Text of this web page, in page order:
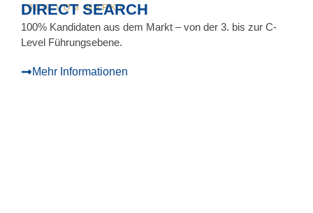
100% VOM MARKT
DIRECT SEARCH
100% Kandidaten aus dem Markt – von der 3. bis zur C-
Level Führungsebene.
Mehr Informationen